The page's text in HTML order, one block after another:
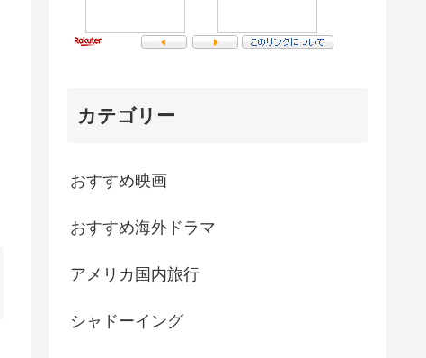
カテゴリー
おすすめ映画
おすすめ海外ドラマ
アメリカ国内旅行
シャドーイング